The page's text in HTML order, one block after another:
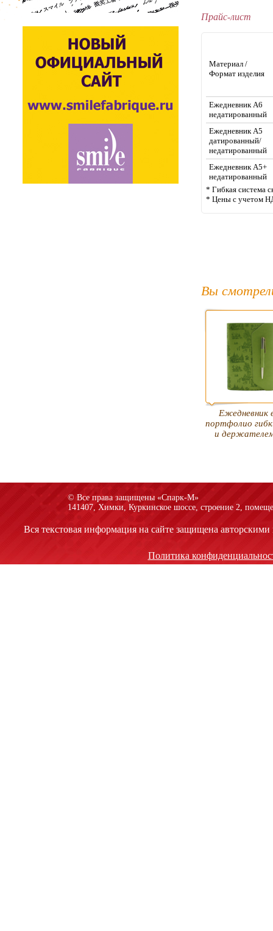
Прайс-лист
Материал /
Формат изделия
Ежедневник А6
недатированный
Ежедневник А5
датированный/
недатированный
Ежедневник А5+
недатированный
* Гибкая система
* Цены с учетом
Вы
Ежедневник
портфолио
и
© Все права защищены «Спарк-M»
141407, Химки, Куркинское шоссе, строение 2,
Вся текстовая информация на сайте защищена
Политика